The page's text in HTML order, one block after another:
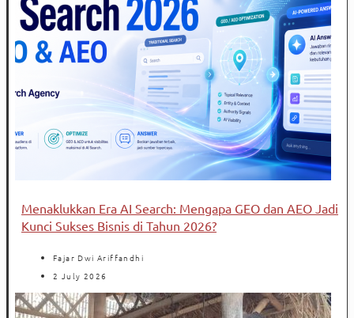
Menaklukkan Era AI Search: Mengapa GEO dan AEO Jadi
Kunci Sukses Bisnis di Tahun 2026?
Fajar Dwi Ariffandhi
2 July 2026